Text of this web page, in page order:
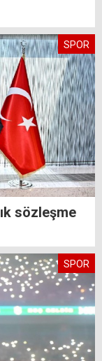
SPOR
sözleşme
SPOR